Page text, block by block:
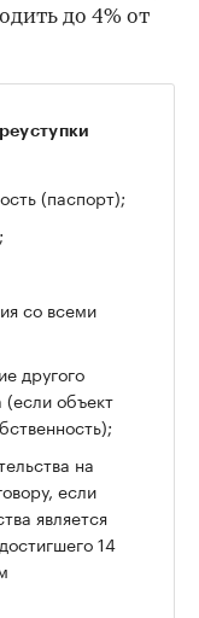
до 4% от
(паспорт);
со всеми
другого
(если объект
на
если
является
14